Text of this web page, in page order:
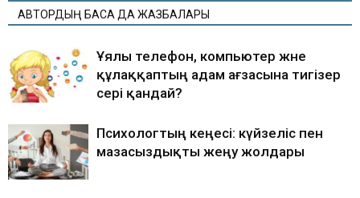
АВТОРДЫҢ БАСҚА ДА ЖАЗБАЛАРЫ
Ұялы телефон, компьютер және
құлаққаптың адам ағзасына тигізер
әсері қандай?
Психологтың кеңесі: күйзеліс пен
мазасыздықты жеңу жолдары